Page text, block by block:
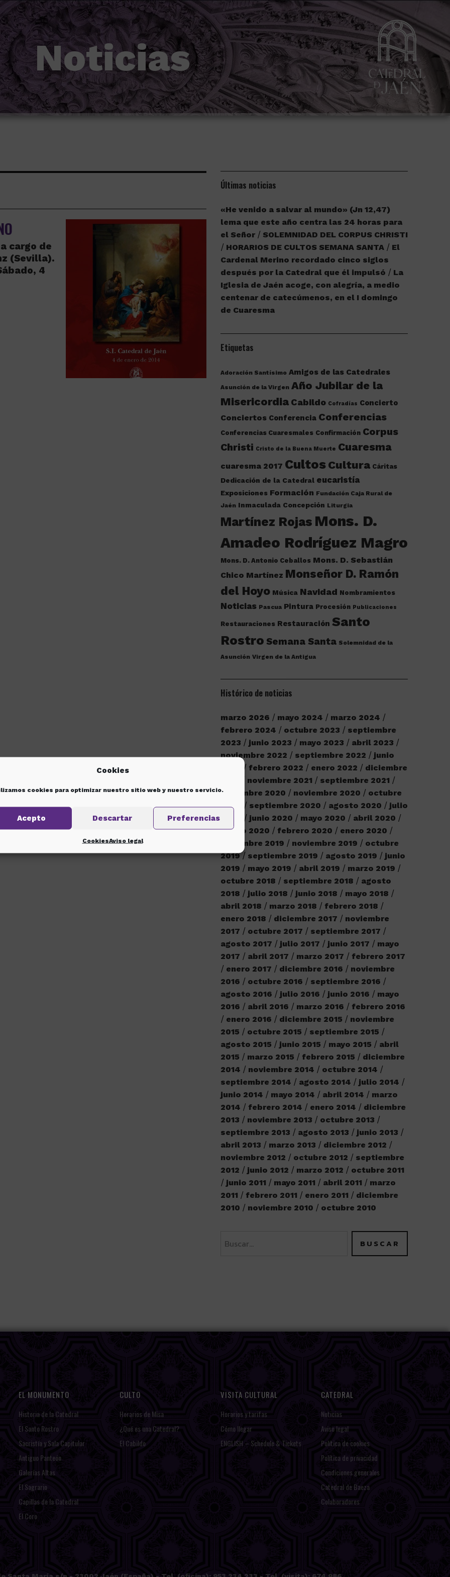
Cookies
cookies para optimizar nuestro sitio web y nuestro servicio.
Acepto Descartar Preferencias
CookiesAviso legal
Noticias
a cargo de
(Sevilla).
4
Últimas noticias
«He venido a salvar al mundo» (Jn 12,47)
lema que este año centra las 24 horas para
el Señor
SOLEMNIDAD DEL CORPUS CHRISTI
HORARIOS DE CULTOS SEMANA SANTA
El
Cardenal Merino recordado cinco siglos
después por la Catedral que él impulsó
La
Iglesia de Jaén acoge, con alegría, a medio
centenar de catecúmenos, en el I domingo
de Cuaresma
Etiquetas
Adoración Santísimo Amigos de las Catedrales
Asunción de la Virgen Año Jubilar de la
Misericordia Cabildo Cofradías Concierto
Conciertos Conferencia Conferencias
Conferencias Cuaresmales Confirmación Corpus
Christi Cristo de la Buena Muerte Cuaresma
cuaresma 2017 Cultos Cultura Cáritas
Dedicación de la Catedral eucaristía
Exposiciones Formación Fundación Caja Rural de
Jaén Inmaculada Concepción Liturgia
Martínez Rojas Mons. D.
Amadeo Rodríguez Magro
Mons. D. Antonio Ceballos Mons. D. Sebastián
Chico Martínez Monseñor D. Ramón
del Hoyo Música Navidad Nombramientos
Noticias Pascua Pintura Procesión Publicaciones
Restauraciones Restauración Santo
Rostro Semana Santa Solemnidad de la
Asunción Virgen de la Antigua
Histórico de noticias
marzo 2026 mayo 2024
marzo 2024
febrero 2024
octubre 2023
septiembre
2023
junio 2023 mayo 2023
abril 2023
noviembre 2022
septiembre 2022
junio
febrero 2022 enero 2022
diciembre
noviembre 2021
septiembre 2021
diciembre 2020
noviembre 2020
octubre
2020
septiembre 2020 agosto 2020
julio
junio 2020 mayo 2020
abril 2020
marzo 2020
febrero 2020
enero 2020
diciembre 2019
noviembre 2019
octubre
2019
septiembre 2019 agosto 2019
junio
2019
mayo 2019 abril 2019
marzo 2019
octubre 2018
septiembre 2018
agosto
2018
julio 2018 junio 2018
mayo 2018
abril 2018
marzo 2018
febrero 2018
enero 2018
diciembre 2017
noviembre
2017
octubre 2017
septiembre 2017
agosto 2017
julio 2017 junio 2017
mayo
2017
abril 2017 marzo 2017
febrero 2017
enero 2017
diciembre 2016
noviembre
2016
octubre 2016
septiembre 2016
agosto 2016
julio 2016 junio 2016
mayo
2016
abril 2016 marzo 2016
febrero 2016
enero 2016
diciembre 2015
noviembre
2015
octubre 2015
septiembre 2015
agosto 2015
junio 2015 mayo 2015
abril
2015
marzo 2015 febrero 2015
diciembre
2014
noviembre 2014
octubre 2014
septiembre 2014
agosto 2014
julio 2014
junio 2014
mayo 2014 abril 2014
marzo
2014
febrero 2014 enero 2014
diciembre
2013
noviembre 2013
octubre 2013
septiembre 2013
agosto 2013
junio 2013
abril 2013
marzo 2013
diciembre 2012
noviembre 2012
octubre 2012
septiembre
2012
junio 2012 marzo 2012
octubre 2011
junio 2011
mayo 2011 abril 2011
marzo
2011
febrero 2011 enero 2011
diciembre
2010
noviembre 2010 octubre 2010
EL MONUMENTO
Historia de la Catedral
El Santo Rostro
Sacristía y Sala Capitular
Antiguo Panteón
Galerías Altas
El Sagrario
Capillas de la Catedral
El Coro
CULTO
Horarios de Misa
¿Qué es una Catedral?
El Cabildo
VISITA CULTURAL
Horarios y tarifas
Cómo llegar
ENGLISH – Schedule & Tickets
CATEDRAL
Noticias
Aviso legal
Política de cookies
Política de privacidad
Condiciones generales
Catedral de Baeza
Colaboradores